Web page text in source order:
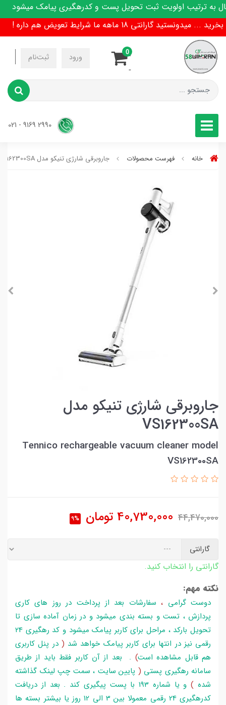
ترتیب اولویت ثبت تحویل پست و کدرهگیری پیامک میشود
گارانتی 18 ماهه ما شرایط تعویض هم داره !
ورود ثبت‌نام
-
-
0
خانه فهرست محصولات جاروبرقی شارژی تنیکو مدل VS162300SA
جاروبرقی شارژی تنیکو مدل
VS162300SA
Tennico rechargeable vacuum cleaner model
VS162300SA
44,470,000
40,730,000 تومان 9%
گارانتی
گارانتی را انتخاب کنید.
نکته مهم:
دوست گرامی ،سفارشات بعد از پرداخت در روز های کاری
پردازش ، تست و بسته بندی میشود و در زمان آماده سازی تا
تحویل بارکد ، مراحل برای کاربر پیامک میشود و کد رهگیری 24
رقمی نیز در انتها برای کاربر پیامک خواهد شد ( در پنل کاربری
هم قابل مشاهده است) . بعد از آن کاربر فقط باید از طریق
سامانه رهگیری پستی ( پایین سایت ، سمت چپ لینک گذاشته
شده )
و یا شماره 193 با پست پیگیری کند . بعد از دریافت
کدرهگیری 24 رقمی معمولا بین 3 الی 12 روز یا بیشتر بسته ها